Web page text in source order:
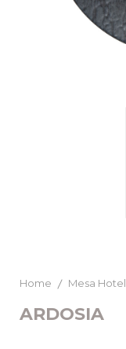
Home Mesa Hotel
ARDOSIA